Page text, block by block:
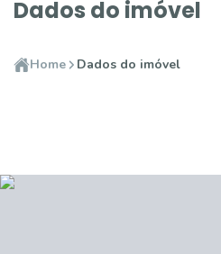
Dados do imóvel
Home Dados do imóvel